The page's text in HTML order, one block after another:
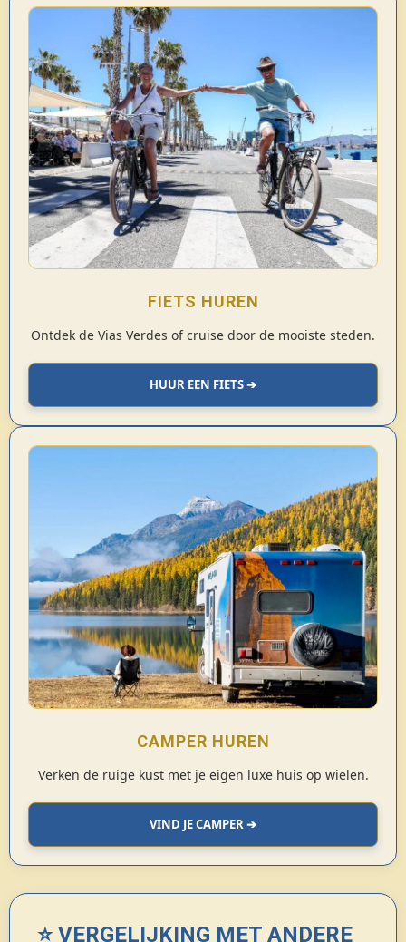
FIETS HUREN
Ontdek de Vias Verdes of cruise door de mooiste steden.
HUUR EEN FIETS ➔
CAMPER HUREN
Verken de ruige kust met je eigen luxe huis op wielen.
VIND JE CAMPER ➔
⭐ VERGELIJKING MET ANDERE